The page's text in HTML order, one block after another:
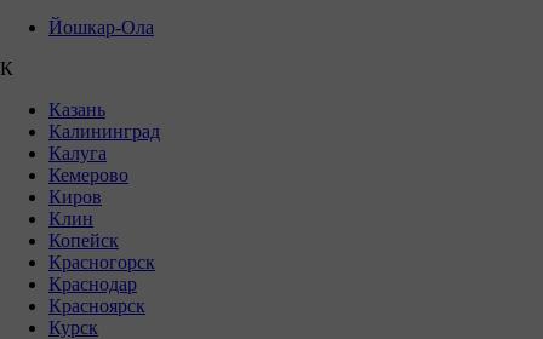
Йошкар-Ола
К
Казань
Калининград
Калуга
Кемерово
Киров
Клин
Копейск
Красногорск
Краснодар
Красноярск
Курск